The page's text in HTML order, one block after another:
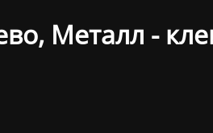
Металл -